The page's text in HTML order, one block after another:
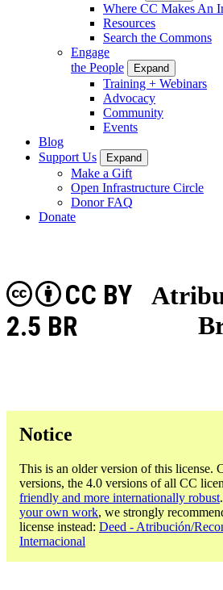
Where CC Makes An
Resources
Search the Commons
Engage
the People
Expand
Training + Webinars
Advocacy
Community
Events
Blog
Support Us
Expand
Make a Gift
Open Infrastructure Circle
Donor FAQ
Donate
CC BY
2.5 BR
Notice
This is an older version of this license.
versions, the 4.0 versions of all CC
friendly and more internationally robust
your own work, we strongly
license instead: Deed - Atribución/
Internacional